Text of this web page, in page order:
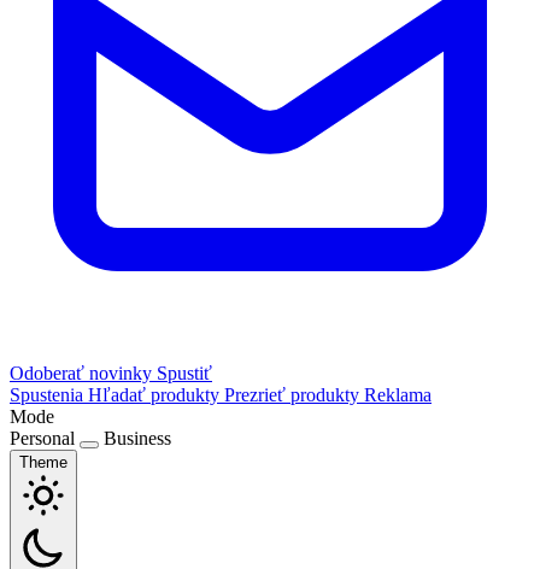
Odoberať novinky Spustiť
Spustenia Hľadať produkty Prezrieť produkty Reklama
Mode
Personal
Business
Theme